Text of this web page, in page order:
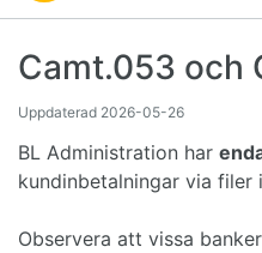
Camt.053 och
Uppdaterad 2026-05-26
BL Administration har
kundinbetalningar via
Observera att vissa